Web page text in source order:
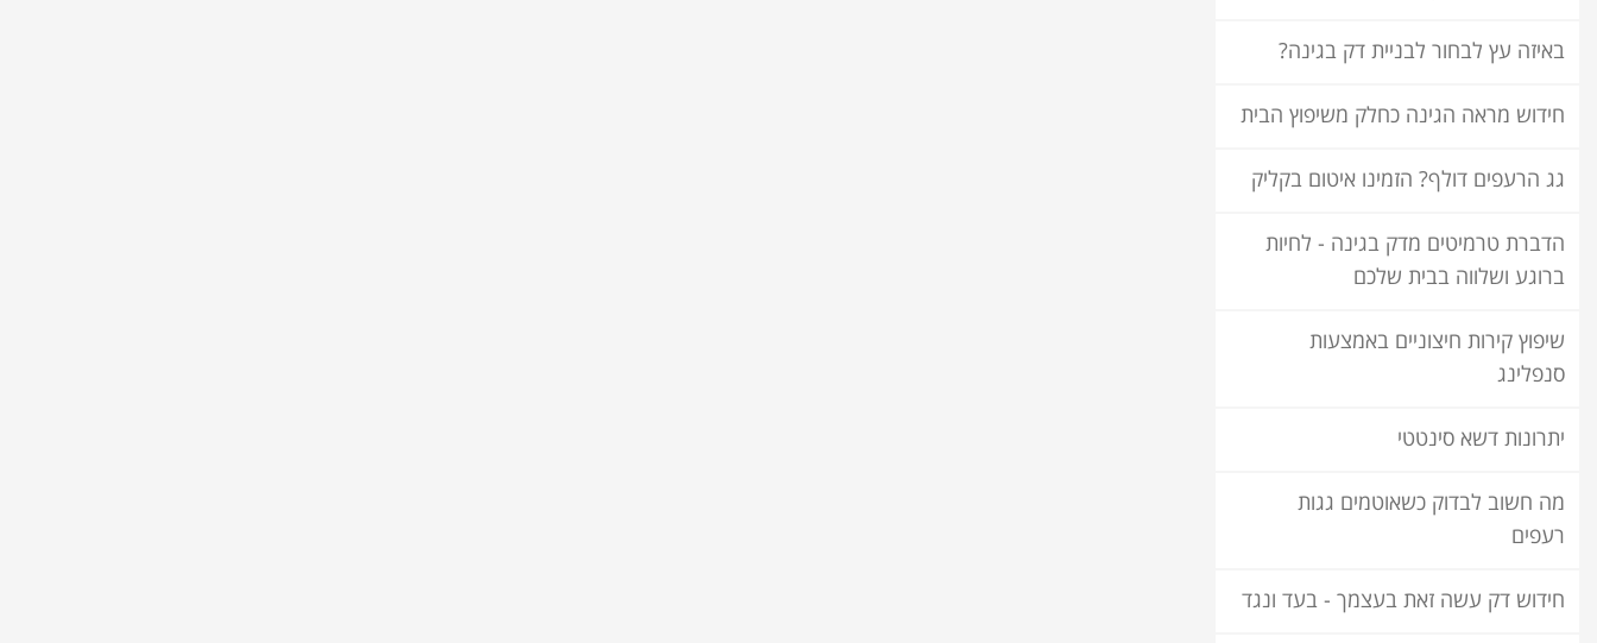
באיזה עץ לבחור לבניית דק בגינה?
חידוש מראה הגינה כחלק משיפוץ הבית
גג הרעפים דולף? הזמינו איטום בקליק
הדברת טרמיטים מדק בגינה - לחיות
ברוגע ושלווה בבית שלכם
שיפוץ קירות חיצוניים באמצעות
סנפלינג
יתרונות דשא סינטטי
מה חשוב לבדוק כשאוטמים גגות
רעפים
חידוש דק עשה זאת בעצמך - בעד ונגד